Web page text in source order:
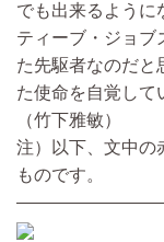
でも出来るように
ティーブ・ジョブ
た先駆者なのだと
た使命を自覚して
（竹下雅敏）
注）以下、文中の
ものです。